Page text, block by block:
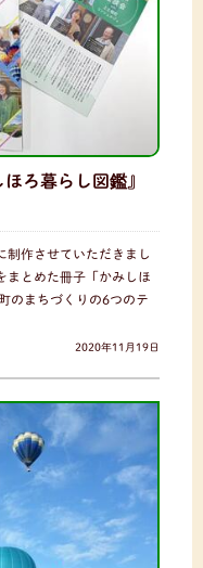
ろ暮らし図鑑』
制作させていただきまし
まとめた冊子「かみしほ
のまちづくりの6つのテ
2020年11月19日